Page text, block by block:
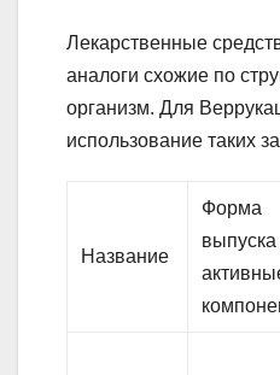
Лекарственные
аналоги схожие по
организм. Для
использование таких
Название
Форма
выпуска